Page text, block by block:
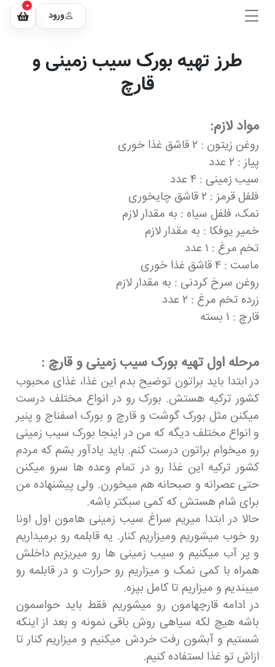
ورود
0
طرز تهیه بورک سیب زمینی و
قارچ
مواد لازم:
روغن زیتون : ۲ قاشق غذا خوری
پیاز : ۲ عدد
سیب زمینی : ۴ عدد
فلفل قرمز : ۲ قاشق چایخوری
نمک، فلفل سیاه : به مقدار لازم
خمیر یوفکا : به مقدار لازم
تخم مرغ : ۱ عدد
ماست : ۴ قاشق غذا خوری
روغن سرخ کردنی : به مقدار لازم
زرده تخم مرغ : ۲ عدد
قارچ : ۱ بسته
مرحله اول تهیه بورک سیب زمینی و قارچ :
در ابتدا باید براتون توضیح بدم این غذا، غذای محبوب
کشور ترکیه هستش. بورک رو در انواع مختلف درست
میکنن مثل بورک گوشت و قارچ و بورک اسفناج و پنیر
و انواع مختلف دیگه که من در اینجا بورک سیب زمینی
رو میخوام براتون درست کنم. باید یادآور بشم که مردم
کشور ترکیه این غذا رو در تمام وعده ها سرو میکنن
حتی عصرانه و صبحانه هم میخورن. ولی پیشنهاده من
برای شام هستش که کمی سبکتر باشه.
حالا در ابتدا میریم سراغ سیب زمینی هامون اول اونا
رو خوب میشوریم ومیزاریم کنار. یه قابلمه رو برمیداریم
و پر آب میکنیم و سیب زمینی ها رو میریزیم داخلش
همراه با کمی نمک و میزاریم رو حرارت و در قابلمه رو
میبندیم و میزاریم تا کامل بپزه.
در ادامه قارچهامون رو میشوریم فقط باید حواسمون
باشه هیچ لکه سیاهی روش باقی نمونه و بعد از اینکه
شستیم و آبشون رفت خردش میکنیم و میزاریم کنار تا
ازاش تو غذا لستفاده کنیم.